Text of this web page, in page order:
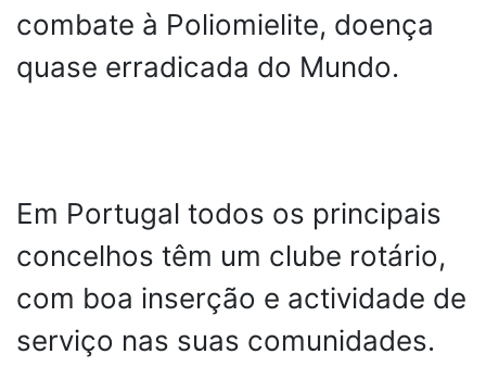
combate à Poliomielite, doença
quase erradicada do Mundo.
Em Portugal todos os principais
concelhos têm um clube rotário,
com boa inserção e actividade de
serviço nas suas comunidades.